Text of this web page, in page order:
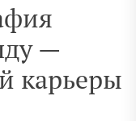
—
карьеры